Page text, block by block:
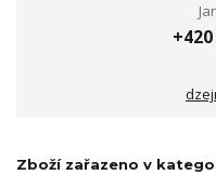
Zboží zařazeno v